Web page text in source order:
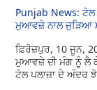
Punjab News: ਟੋਲ
ਮੁਆਵਜ਼ੇ ਨਾਲ ਜੁੜਿਆ
ਫ਼ਿਰੋਜ਼ਪੁਰ, 10 ਜੂਨ,
ਮੁਆਵਜ਼ੇ ਦੀ ਮੰਗ ਨੂੰ ਲੈ
ਟੋਲ ਪਲਾਜ਼ਾ ਦੇ ਅੰਦਰ